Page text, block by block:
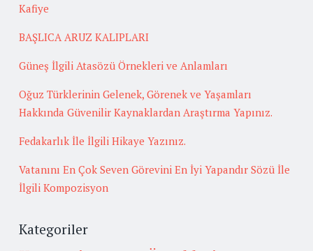
Kafiye
BAŞLICA ARUZ KALIPLARI
Güneş İlgili Atasözü Örnekleri ve Anlamları
Oğuz Türklerinin Gelenek, Görenek ve Yaşamları
Hakkında Güvenilir Kaynaklardan Araştırma Yapınız.
Fedakarlık İle İlgili Hikaye Yazınız.
Vatanını En Çok Seven Görevini En İyi Yapandır Sözü İle
İlgili Kompozisyon
Kategoriler